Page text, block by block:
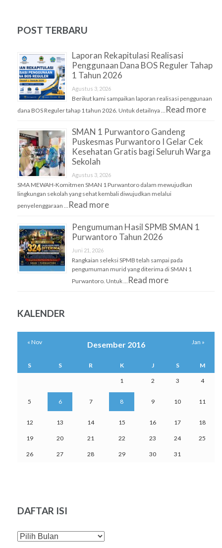
POST TERBARU
Laporan Rekapitulasi Realisasi
Penggunaan Dana BOS Reguler Tahap
1 Tahun 2026
Agustus 3, 2026
Berikut kami sampaikan laporan realisasi penggunaan
dana BOS Reguler tahap 1 tahun 2026. Untuk detailnya …
Read more
SMAN 1 Purwantoro Gandeng
Puskesmas Purwantoro I Gelar Cek
Kesehatan Gratis bagi Seluruh Warga
Sekolah
Agustus 3, 2026
SMA MEWAH-Komitmen SMAN 1 Purwantoro dalam mewujudkan
lingkungan sekolah yang sehat kembali diwujudkan melalui
penyelenggaraan …
Read more
Pengumuman Hasil SPMB SMAN 1
Purwantoro Tahun 2026
Juni 21, 2026
Rangkaian seleksi SPMB telah sampai pada
pengumuman murid yang diterima di SMAN 1
Purwantoro. Untuk …
Read more
KALENDER
Desember 2016
S S R K J S M
1 2 3 4
5 6 7 8 9 10 11
12 13 14 15 16 17 18
19 20 21 22 23 24 25
26 27 28 29 30 31
« Nov Jan »
DAFTAR ISI
DAFTAR